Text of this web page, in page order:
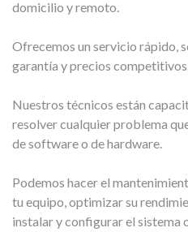
domicilio y remoto.
Ofrecemos un servicio rápido,
garantía y precios
Nuestros técnicos están
resolver cualquier problema
de software o de hardware.
Podemos hacer el
tu equipo, optimizar su
instalar y configurar el sistema